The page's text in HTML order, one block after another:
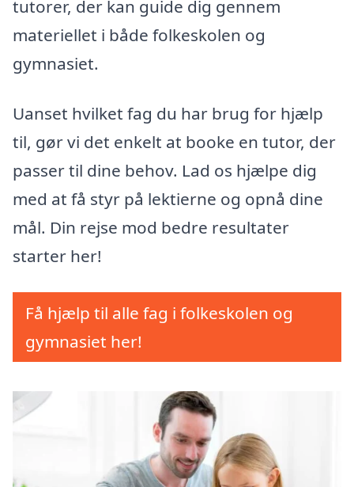
tutorer, der kan guide dig gennem
materiellet i både folkeskolen og
gymnasiet.
Uanset hvilket fag du har brug for hjælp
til, gør vi det enkelt at booke en tutor, der
passer til dine behov. Lad os hjælpe dig
med at få styr på lektierne og opnå dine
mål. Din rejse mod bedre resultater
starter her!
Få hjælp til alle fag i folkeskolen og
gymnasiet her!